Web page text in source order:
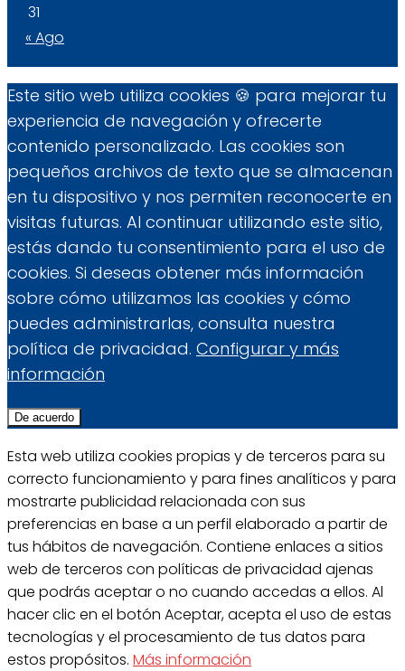
31
« Ago
Este sitio web utiliza cookies 🍪 para mejorar tu
experiencia de navegación y ofrecerte
contenido personalizado. Las cookies son
pequeños archivos de texto que se almacenan
en tu dispositivo y nos permiten reconocerte en
visitas futuras. Al continuar utilizando este sitio,
estás dando tu consentimiento para el uso de
cookies. Si deseas obtener más información
sobre cómo utilizamos las cookies y cómo
puedes administrarlas, consulta nuestra
política de privacidad. Configurar y más
información
De acuerdo
Esta web utiliza cookies propias y de terceros para su
correcto funcionamiento y para fines analíticos y para
mostrarte publicidad relacionada con sus
preferencias en base a un perfil elaborado a partir de
tus hábitos de navegación. Contiene enlaces a sitios
web de terceros con políticas de privacidad ajenas
que podrás aceptar o no cuando accedas a ellos. Al
hacer clic en el botón Aceptar, acepta el uso de estas
tecnologías y el procesamiento de tus datos para
estos propósitos. Más información